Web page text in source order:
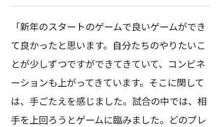
「新年のスタートのゲームで良いゲームができ
て良かったと思います。自分たちのやりたいこ
とが少しずつですができてきていて、コンビネ
ーションも上がってきています。そこに関して
は、手ごたえを感じました。試合の中では、相
手を上回ろうとゲームに臨みました。どのプレ